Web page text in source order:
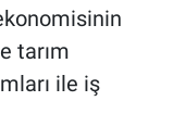
tarım
ile iş